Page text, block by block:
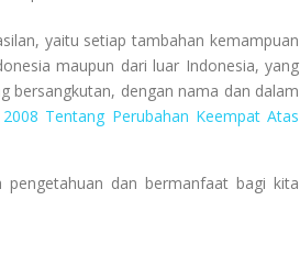
yaitu setiap tambahan kemampuan
maupun dari luar Indonesia, yang
bersangkutan, dengan nama dan dalam
Tentang Perubahan Keempat Atas
dan bermanfaat bagi kita